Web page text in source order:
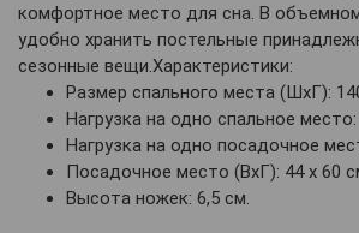
комфортное место для сна. В
удобно хранить постельные
сезонные вещи.Характеристики:
Размер спального места (ШхГ):
Нагрузка на одно спальное место:
Нагрузка на одно посадочное
Посадочное место (ВхГ): 44 х 60
Высота ножек: 6,5 см.